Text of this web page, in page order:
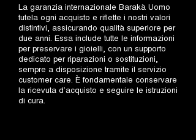
La garanzia internazionale Barakà Uomo
tutela ogni acquisto e riflette i nostri valori
distintivi, assicurando qualità superiore per
due anni. Essa include tutte le informazioni
per preservare i gioielli, con un supporto
dedicato per riparazioni o sostituzioni,
sempre a disposizione tramite il servizio
customer care. È fondamentale conservare
la ricevuta d’acquisto e seguire le istruzioni
di cura.